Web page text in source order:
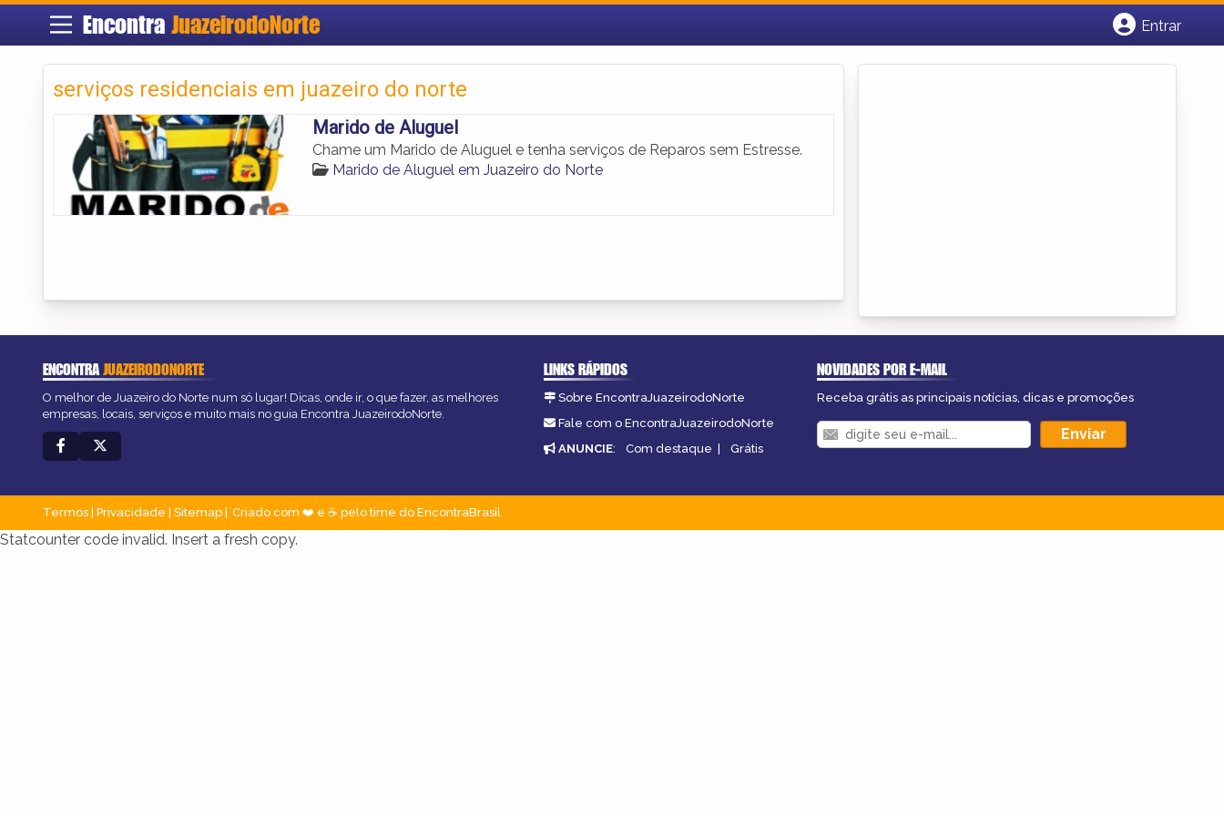
Encontra JuazeirodoNorte
Entrar
serviços residenciais em juazeiro do norte
Marido de Aluguel
Chame um Marido de Aluguel e tenha serviços de Reparos sem Estresse.
Marido de Aluguel em Juazeiro do Norte
ENCONTRAJUAZEIRODONORTE
O melhor de Juazeiro do Norte num só lugar! Dicas, onde ir, o que fazer, as melhores
empresas, locais, serviços e muito mais no guia Encontra JuazeirodoNorte.
LINKS RÁPIDOS
Sobre EncontraJuazeirodoNorte
Fale com o EncontraJuazeirodoNorte
ANUNCIE: Com destaque | Grátis
NOVIDADES POR E-MAIL
Receba grátis as principais notícias, dicas e promoções
Termos Privacidade Sitemap Criado com ❤️ e ☕ pelo time do EncontraBrasil
Statcounter code invalid. Insert a fresh copy.